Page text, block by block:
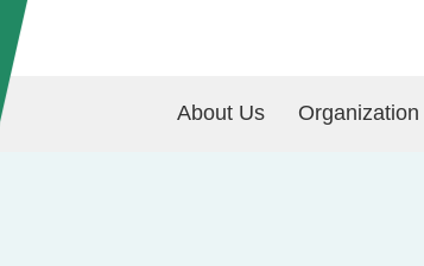
Main
About Us Organization